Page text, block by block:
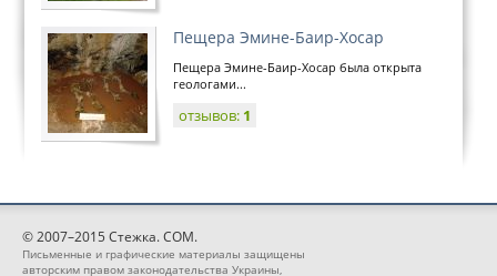
Пещера Эмине-Баир-Хосар
Пещера Эмине-Баир-Хосар была открыта
геологами...
отзывов: 1
© 2007–2015 Стежка. COM.
Письменные и графические материалы защищены
авторским правом законодательства Украины,